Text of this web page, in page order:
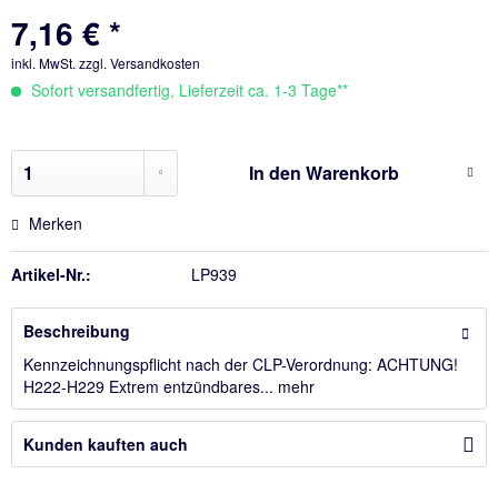
7,16 € *
inkl. MwSt. zzgl. Versandkosten
Sofort versandfertig, Lieferzeit ca. 1-3 Tage**
In den Warenkorb
Merken
Artikel-Nr.: LP939
Beschreibung
Kennzeichnungspflicht nach der CLP-Verordnung: ACHTUNG!
H222-H229 Extrem entzündbares... mehr
Kunden kauften auch